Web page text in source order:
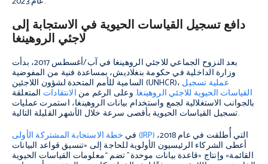
دافع تسجيل القياسات الحيوية في الاستجابة إلى
لاجئي الروهينغا
بعد النزوح الجماعي للاجئي الروهينغا في آب/أغسطس 2017، بدأت
وزارة الداخلية في حكومة بنغلاديش، بمساعدة فنية من المفوضية
السامية للأمم المتحدة لشؤون اللاجئين (UNHCR)، عملية تسجيل
القياسات الحيوية للاجئي الروهينغا. وعلى الرغم من الانتقادات المتعلقة
بالجوانب الاستغلالية لجمع واستخدام بيانات الروهينغا، استمرت عمليات
تسجيل القياسات الحيوية بأقصى سرعة خلال الأشهر القليلة التالية.
في خطة الاستجابة المشتركة الأولى (JRP)
أعطى الشركاء الرئيسيون الأولوية للحاجة إلى «تنسيق قواعد البيانات
القائمة» وإنتاج «قاعدة بيانات موحدة” تضم “معلومات القياسات الحيوية